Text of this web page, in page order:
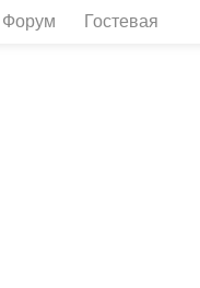
Форум Гостевая